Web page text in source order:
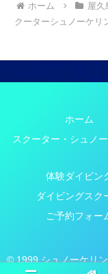
ホーム 屋久
クーターシュノーケリ
ホーム
スクーター・シュノ
体験ダイビン
ダイビングスク
ご予約フォー
© 1999 シュノーケリ